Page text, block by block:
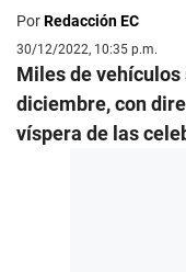
PorRedacción EC
30/12/2022, 10:35 p.m.
Miles de
diciembre, con
víspera de las